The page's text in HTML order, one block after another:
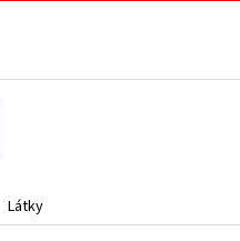
Látky